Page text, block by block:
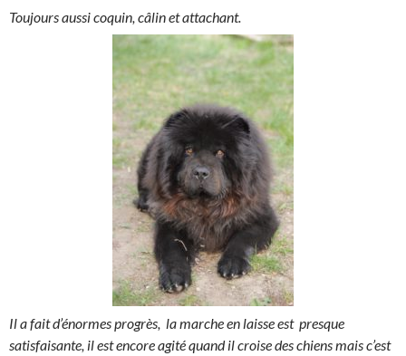
Toujours aussi coquin, câlin et attachant.
Il a fait d’énormes progrès, la marche en laisse est presque
satisfaisante, il est encore agité quand il croise des chiens mais c’est